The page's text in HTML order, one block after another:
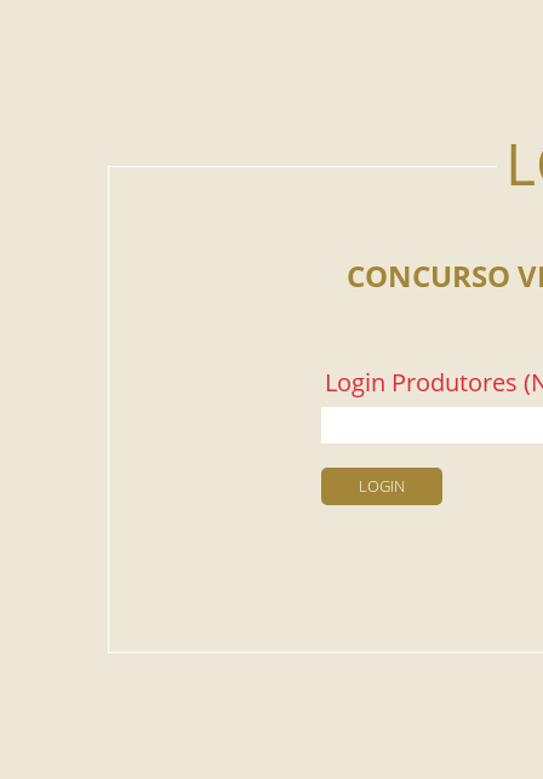
CONCURSO
Login Produtores
LOGIN